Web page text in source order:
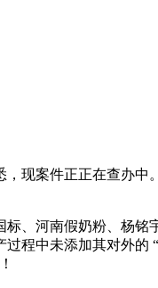
案件正正在查办中
、河南假奶粉、杨铭
程中未添加其对外的